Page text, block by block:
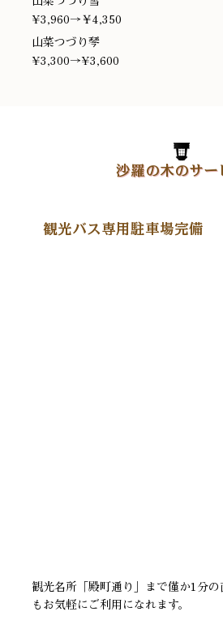
¥3,960→￥4,350
山菜つづり琴
¥3,300→¥3,600
沙羅の木のサー
観光バス専用駐車場完備
観光名所「殿町通り」まで僅か1分
もお気軽にご利用になれます。